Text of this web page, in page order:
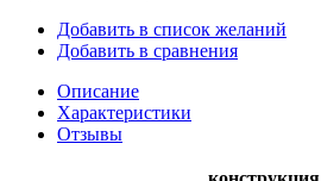
Добавить в список желаний
Добавить в сравнения
Описание
Характеристики
Отзывы